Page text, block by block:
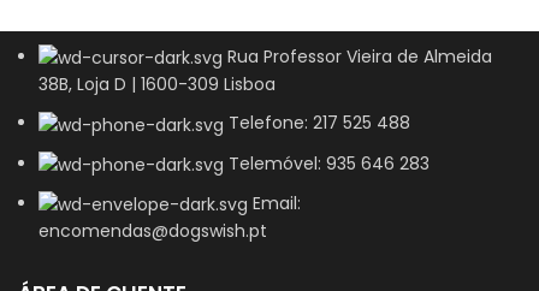
Rua Professor Vieira de Almeida
38B, Loja D | 1600-309 Lisboa
Telefone: 217 525 488
Telemóvel: 935 646 283
Email:
encomendas@dogswish.pt